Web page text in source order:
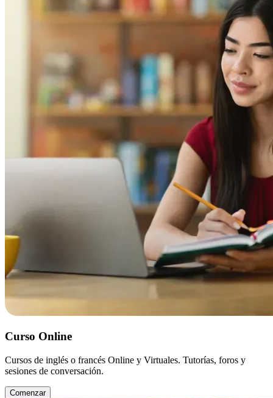
Curso Online
Cursos de inglés o francés Online y Virtuales. Tutorías, foros y
sesiones de conversación.
Comenzar